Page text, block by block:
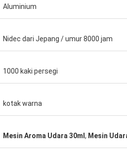
Aluminium
Nidec dari Jepang / umur 8000 jam
1000 kaki persegi
kotak warna
Mesin Aroma Udara 30ml , Mesin